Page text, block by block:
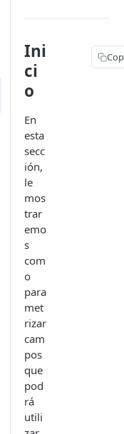
Ini
ci
o
En
esta
secc
ión,
le
mos
trar
emo
s
com
o
para
met
rizar
cam
pos
que
pod
rá
utili